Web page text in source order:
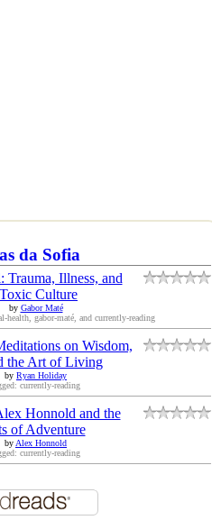
da Sofia
Illness, and
Culture
by Gabor Maté
health, gabor-maté, and currently-reading
on Wisdom,
the Art of Living
by Ryan Holiday
currently-reading
Honnold and the
of Adventure
byAlex Honnold
currently-reading